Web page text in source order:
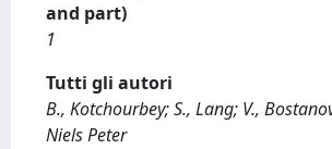
and part)
1
Tutti gli autori
B., Kotchourbey; S., Lang; V.,
Niels Peter